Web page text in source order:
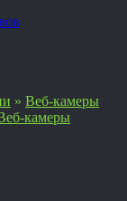
» Веб-камеры
камеры